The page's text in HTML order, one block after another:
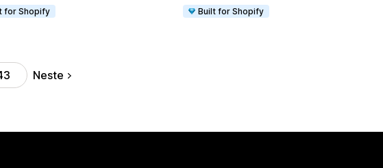
for Shopify
Built for Shopify
Neste